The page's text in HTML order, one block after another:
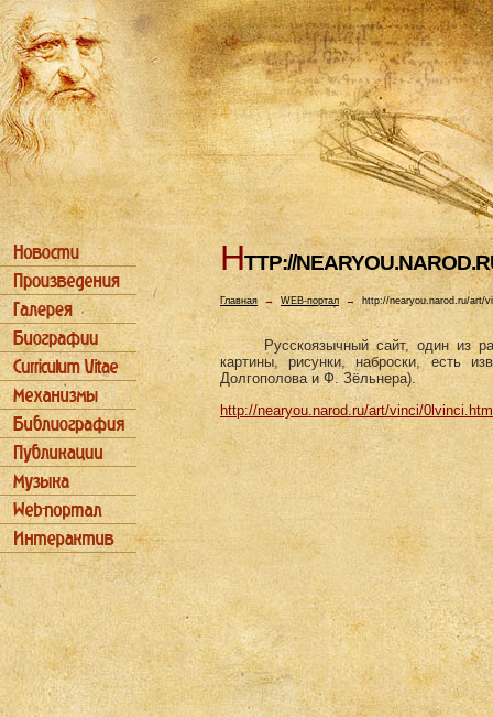
HTTP://
Главная→ WEB-портал → http://nearyou.narod.ru/art/
Русскоязычный сайт, один из
картины, рисунки, наброски, есть
Долгополова и Ф. Зёльнера).
http://nearyou.narod.ru/art/vinci/